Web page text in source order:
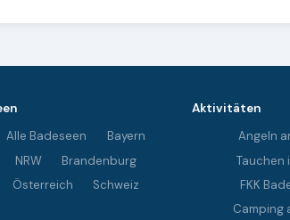
Alle Badeseen
Bayern
NRW
Brandenburg
Österreich
Schweiz
Aktivitäten
Angeln
Tauchen
FKK
Camping